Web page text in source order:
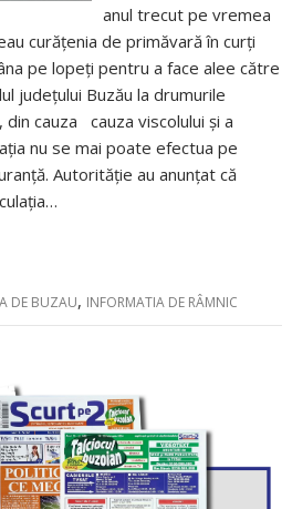
anul trecut pe vremea
curățenia de primăvară în curți
pe lopeți pentru a face alee către
județului Buzău la drumurile
cauza cauza viscolului și a
nu se mai poate efectua pe
Autorităție au anunțat că
DE BUZAU, INFORMATIA DE RÂMNIC